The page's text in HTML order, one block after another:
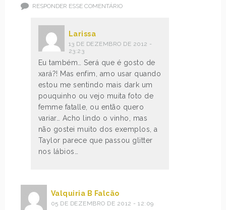
RESPONDER ESSE COMENTÁRIO
Larissa
13 DE DEZEMBRO DE 2012 -
23:23
Eu também… Será que é gosto de
xará?! Mas enfim, amo usar quando
estou me sentindo mais dark um
pouquinho ou vejo muita foto de
femme fatalle, ou então quero
variar… Acho lindo o vinho, mas
não gostei muito dos exemplos, a
Taylor parece que passou glitter
nos lábios…
Valquiria B Falcão
05 DE DEZEMBRO DE 2012 - 12:09